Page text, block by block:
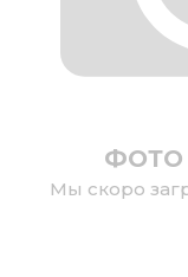
ФОТО
Мы скоро